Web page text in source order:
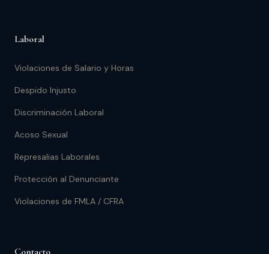
Laboral
Violaciones de Salario y Horas
Despido Injusto
Discriminación Laboral
Acoso Sexual
Represalias Laborales
Protección al Denunciante
Violaciones de FMLA / CFRA
Contacto